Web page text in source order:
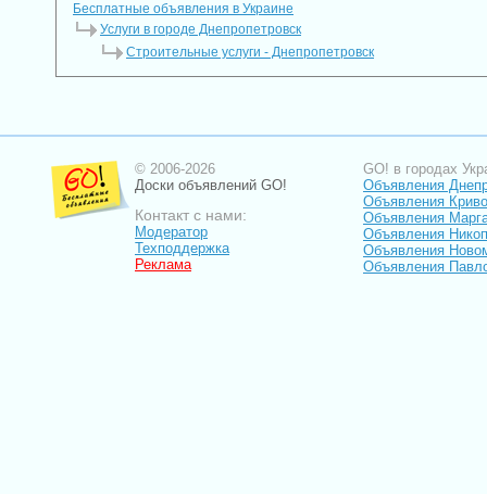
Бесплатные объявления в Украине
Услуги в городе Днепропетровск
Строительные услуги - Днепропетровск
© 2006-2026
Доски объявлений GO!
Контакт с нами:
Модератор
Техподдержка
Реклама
GO! в городах
Объявления
Объявления
Объявления
Объявления
Объявления
Объявления